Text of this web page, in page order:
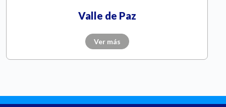
Valle de Paz
Ver más